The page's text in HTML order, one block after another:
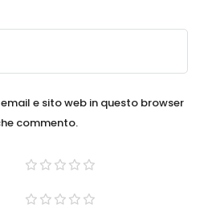
e sito web in questo browser
commento.